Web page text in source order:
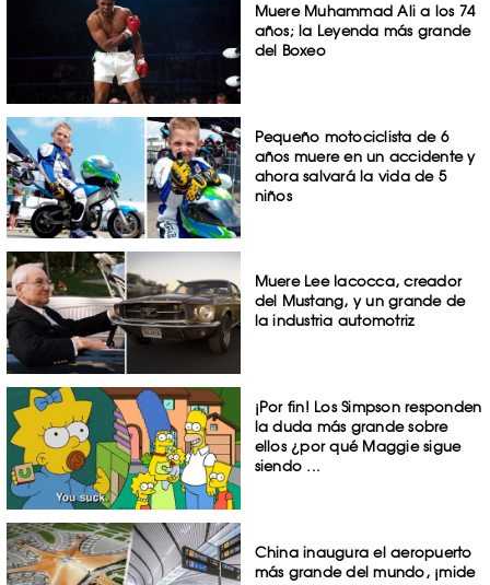
Muere Muhammad Ali a los 74
años; la Leyenda más grande
del Boxeo
Pequeño motociclista de 6
años muere en un accidente y
ahora salvará la vida de 5
niños
Muere Lee Iacocca, creador
del Mustang, y un grande de
la industria automotriz
¡Por fin! Los Simpson responden
la duda más grande sobre
ellos ¿por qué Maggie sigue
siendo ...
China inaugura el aeropuerto
más grande del mundo, ¡mide